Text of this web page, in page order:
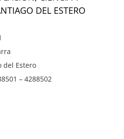
DEL ESTERO
del Estero
– 4288502